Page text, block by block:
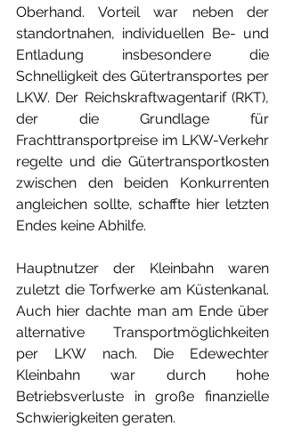
Oberhand. Vorteil war neben der
standortnahen, individuellen Be- und
Entladung insbesondere die
Schnelligkeit des Gütertransportes per
LKW. Der Reichskraftwagentarif (RKT),
der die Grundlage für
Frachttransportpreise im LKW-Verkehr
regelte und die Gütertransportkosten
zwischen den beiden Konkurrenten
angleichen sollte, schaffte hier letzten
Endes keine Abhilfe.
Hauptnutzer der Kleinbahn waren
zuletzt die Torfwerke am Küstenkanal.
Auch hier dachte man am Ende über
alternative Transportmöglichkeiten
per LKW nach. Die Edewechter
Kleinbahn war durch hohe
Betriebsverluste in große finanzielle
Schwierigkeiten geraten.